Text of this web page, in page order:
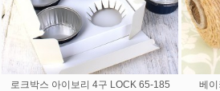
로크박스 아이보리 4구 LOCK 65-185
베